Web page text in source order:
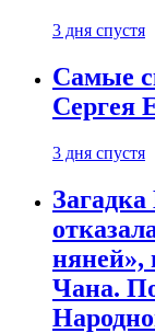
3 дня спустя
Самые
Сергея
3 дня спустя
няней»,
Чана.